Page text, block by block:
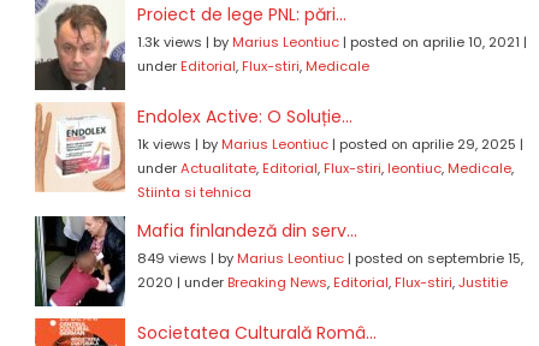
Proiect de lege PNL: pări...
1.3k views | by Marius Leontiuc| posted on aprilie 10, 2021 |
under Editorial, Flux-stiri, Medicale
Endolex Active: O Soluție...
1k views | by Marius Leontiuc| posted on aprilie 29, 2025 |
underActualitate, Editorial, Flux-stiri, leontiuc, Medicale,
Stiinta si tehnica
Mafia finlandeză din serv...
849 views | by Marius Leontiuc| posted on septembrie 15,
2020 | under Breaking News, Editorial, Flux-stiri,Justitie
Societatea Culturală Româ...